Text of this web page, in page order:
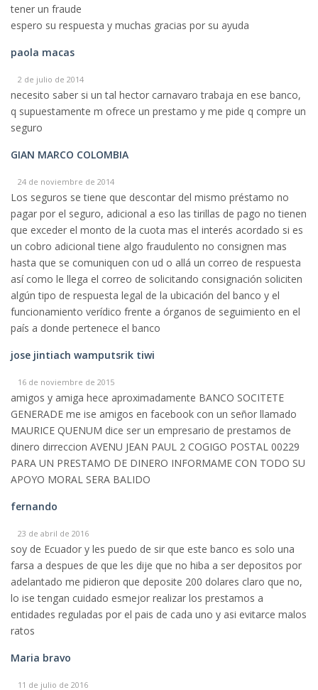
tener un fraude
espero su respuesta y muchas gracias por su ayuda
paola macas
2 de julio de 2014
necesito saber si un tal hector carnavaro trabaja en ese banco,
q supuestamente m ofrece un prestamo y me pide q compre un
seguro
GIAN MARCO COLOMBIA
24 de noviembre de 2014
Los seguros se tiene que descontar del mismo préstamo no
pagar por el seguro, adicional a eso las tirillas de pago no tienen
que exceder el monto de la cuota mas el interés acordado si es
un cobro adicional tiene algo fraudulento no consignen mas
hasta que se comuniquen con ud o allá un correo de respuesta
así como le llega el correo de solicitando consignación soliciten
algún tipo de respuesta legal de la ubicación del banco y el
funcionamiento verídico frente a órganos de seguimiento en el
país a donde pertenece el banco
jose jintiach wamputsrik tiwi
16 de noviembre de 2015
amigos y amiga hece aproximadamente BANCO SOCITETE
GENERADE me ise amigos en facebook con un señor llamado
MAURICE QUENUM dice ser un empresario de prestamos de
dinero dirreccion AVENU JEAN PAUL 2 COGIGO POSTAL 00229
PARA UN PRESTAMO DE DINERO INFORMAME CON TODO SU
APOYO MORAL SERA BALIDO
fernando
23 de abril de 2016
soy de Ecuador y les puedo de sir que este banco es solo una
farsa a despues de que les dije que no hiba a ser depositos por
adelantado me pidieron que deposite 200 dolares claro que no,
lo ise tengan cuidado esmejor realizar los prestamos a
entidades reguladas por el pais de cada uno y asi evitarce malos
ratos
Maria bravo
11 de julio de 2016